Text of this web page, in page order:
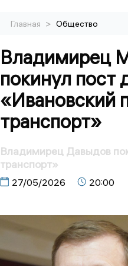
Главная > Общество
Владимирец
покинул
«Ивановский
транспорт»
Владимирец Давыдов
транспорт»
27/05/2026 20:00